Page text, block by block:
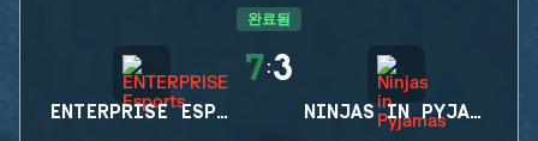
완료됨
ENTERPRISE ESPORTS
7:3
NINJAS IN PYJAMAS